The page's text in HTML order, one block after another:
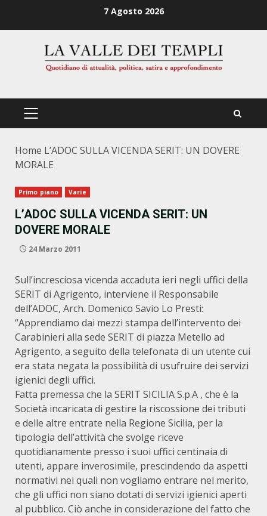
7 Agosto 2026
PRIMÄRES
Home L’ADOC SULLA VICENDA SERIT: UN DOVERE
MORALE
Primo piano Varie
L’ADOC SULLA VICENDA SERIT: UN
DOVERE MORALE
24 Marzo 2011
Sull’incresciosa vicenda accaduta ieri negli uffici della
SERIT di Agrigento, interviene il Responsabile
dell’ADOC, Arch. Domenico Savio Lo Presti:
“Apprendiamo dai mezzi stampa dell’intervento dei
Carabinieri alla sede SERIT di piazza Metello ad
Agrigento, a seguito della telefonata di un utente cui
era stata negata la possibilità di usufruire dei servizi
igienici degli uffici.
Fatta premessa che la SERIT SICILIA S.p.A , che è la
Società incaricata di gestire la riscossione dei tributi
e delle altre entrate nella Regione Sicilia, per la
tipologia dell’attività che svolge riceve
quotidianamente presso i suoi uffici centinaia di
utenti, appare inverosimile, prescindendo da aspetti
normativi nei quali non vogliamo entrare nel merito,
che gli uffici non siano dotati di servizi igienici aperti
al pubblico. Ciò anche in considerazione del fatto che